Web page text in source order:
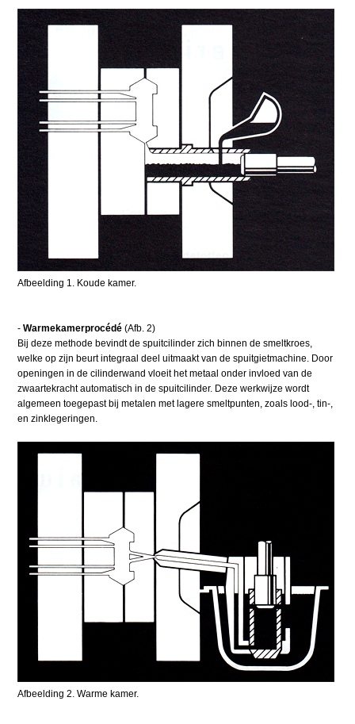
Afbeelding 1. Koude kamer.
- Warmekamerprocédé (Afb. 2)
Bij deze methode bevindt de spuitcilinder zich binnen de smeltkroes,
welke op zijn beurt integraal deel uitmaakt van de spuitgietmachine. Door
openingen in de cilinderwand vloeit het metaal onder invloed van de
zwaartekracht automatisch in de spuitcilinder. Deze werkwijze wordt
algemeen toegepast bij metalen met lagere smeltpunten, zoals lood-, tin-,
en zinklegeringen.
Afbeelding 2. Warme kamer.